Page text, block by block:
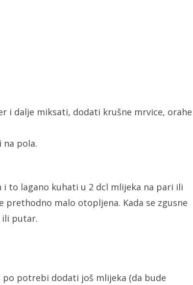
i dalje miksati, dodati krušne mrvice, orahe
na pola.
to lagano kuhati u 2 dcl mlijeka na pari ili
malo otopljena. Kada se zgusne
ili putar.
potrebi dodati još mlijeka (da bude